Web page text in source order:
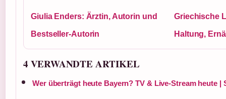
Giulia Enders: Ärztin, Autorin und
Bestseller-Autorin
Griechische
Haltung,
4 VERWANDTE ARTIKEL
Wer überträgt heute Bayern? TV & Live-Stream heute |